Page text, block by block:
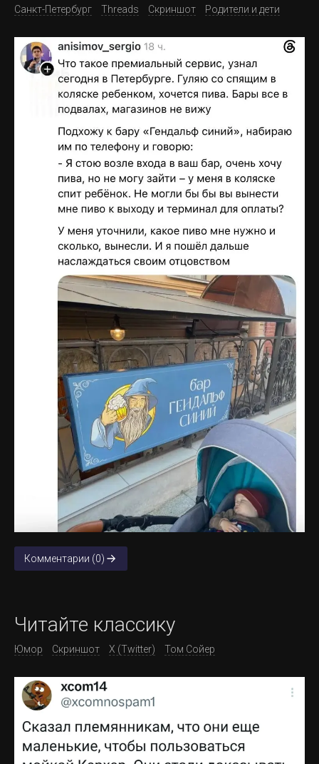
Санкт-Петербург
Threads Скриншот Родители и дети
Комментарии (0)
Читайте классику
Юмор Скриншот X (Twitter) Том Сойер